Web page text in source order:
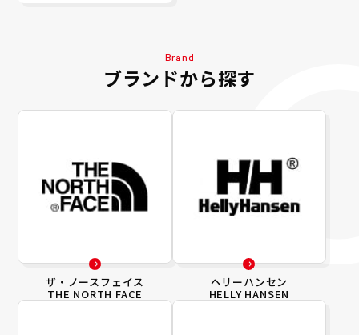
Brand
ブランドから探す
ザ・ノースフェイス
THE NORTH FACE
ヘリーハンセン
HELLY HANSEN